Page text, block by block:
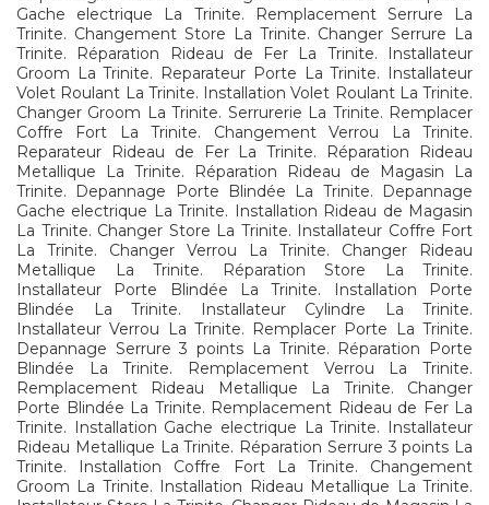
Gache electrique La Trinite. Remplacement Serrure La
Trinite. Changement Store La Trinite. Changer Serrure La
Trinite. Réparation Rideau de Fer La Trinite. Installateur
Groom La Trinite. Reparateur Porte La Trinite. Installateur
Volet Roulant La Trinite. Installation Volet Roulant La Trinite.
Changer Groom La Trinite. Serrurerie La Trinite. Remplacer
Coffre Fort La Trinite. Changement Verrou La Trinite.
Reparateur Rideau de Fer La Trinite. Réparation Rideau
Metallique La Trinite. Réparation Rideau de Magasin La
Trinite. Depannage Porte Blindée La Trinite. Depannage
Gache electrique La Trinite. Installation Rideau de Magasin
La Trinite. Changer Store La Trinite. Installateur Coffre Fort
La Trinite. Changer Verrou La Trinite. Changer Rideau
Metallique La Trinite. Réparation Store La Trinite.
Installateur Porte Blindée La Trinite. Installation Porte
Blindée La Trinite. Installateur Cylindre La Trinite.
Installateur Verrou La Trinite. Remplacer Porte La Trinite.
Depannage Serrure 3 points La Trinite. Réparation Porte
Blindée La Trinite. Remplacement Verrou La Trinite.
Remplacement Rideau Metallique La Trinite. Changer
Porte Blindée La Trinite. Remplacement Rideau de Fer La
Trinite. Installation Gache electrique La Trinite. Installateur
Rideau Metallique La Trinite. Réparation Serrure 3 points La
Trinite. Installation Coffre Fort La Trinite. Changement
Groom La Trinite. Installation Rideau Metallique La Trinite.